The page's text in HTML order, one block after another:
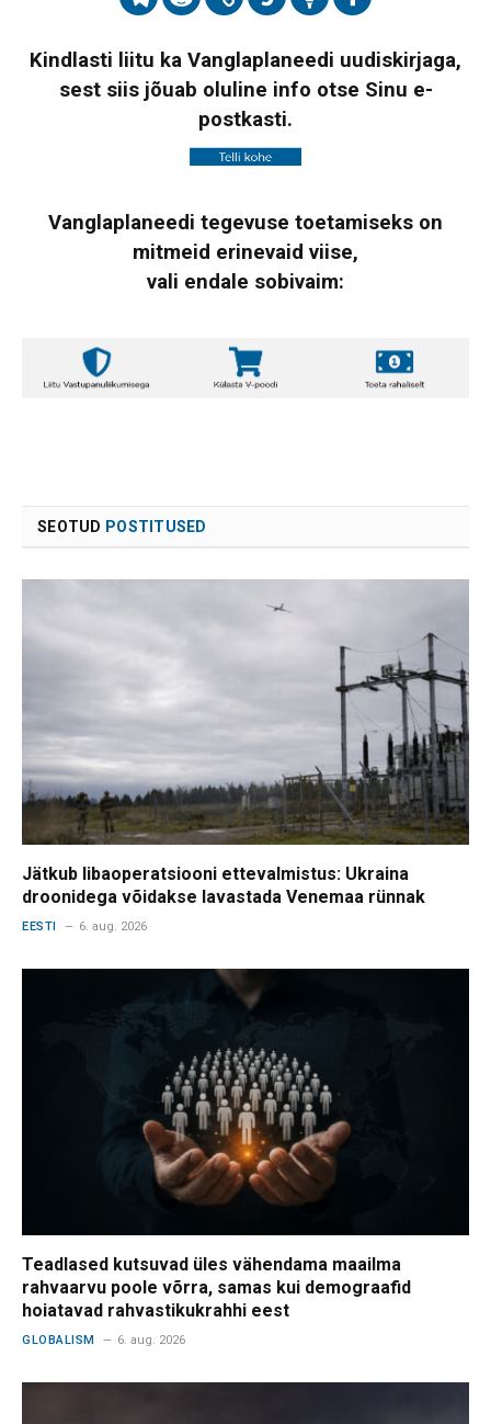
Kindlasti liitu ka Vanglaplaneedi uudiskirjaga,
sest siis jõuab oluline info otse Sinu e-
postkasti.
Vanglaplaneedi tegevuse toetamiseks on
mitmeid erinevaid viise,
vali endale sobivaim:
SEOTUD POSTITUSED
Jätkub libaoperatsiooni ettevalmistus: Ukraina
droonidega võidakse lavastada Venemaa rünnak
EESTI 6. aug. 2026
Teadlased kutsuvad üles vähendama maailma
rahvaarvu poole võrra, samas kui demograafid
hoiatavad rahvastikukrahhi eest
GLOBALISM 6. aug. 2026